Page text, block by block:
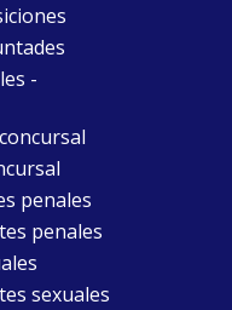
-
penales
penales
sexuales